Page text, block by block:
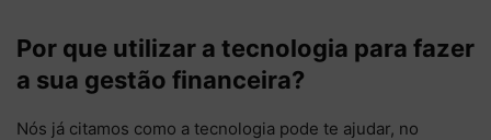
Por que utilizar a tecnologia para fazer
a sua gestão financeira?
Nós já citamos como a tecnologia pode te ajudar, no